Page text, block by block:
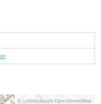
© contributeurs OpenStreetMap